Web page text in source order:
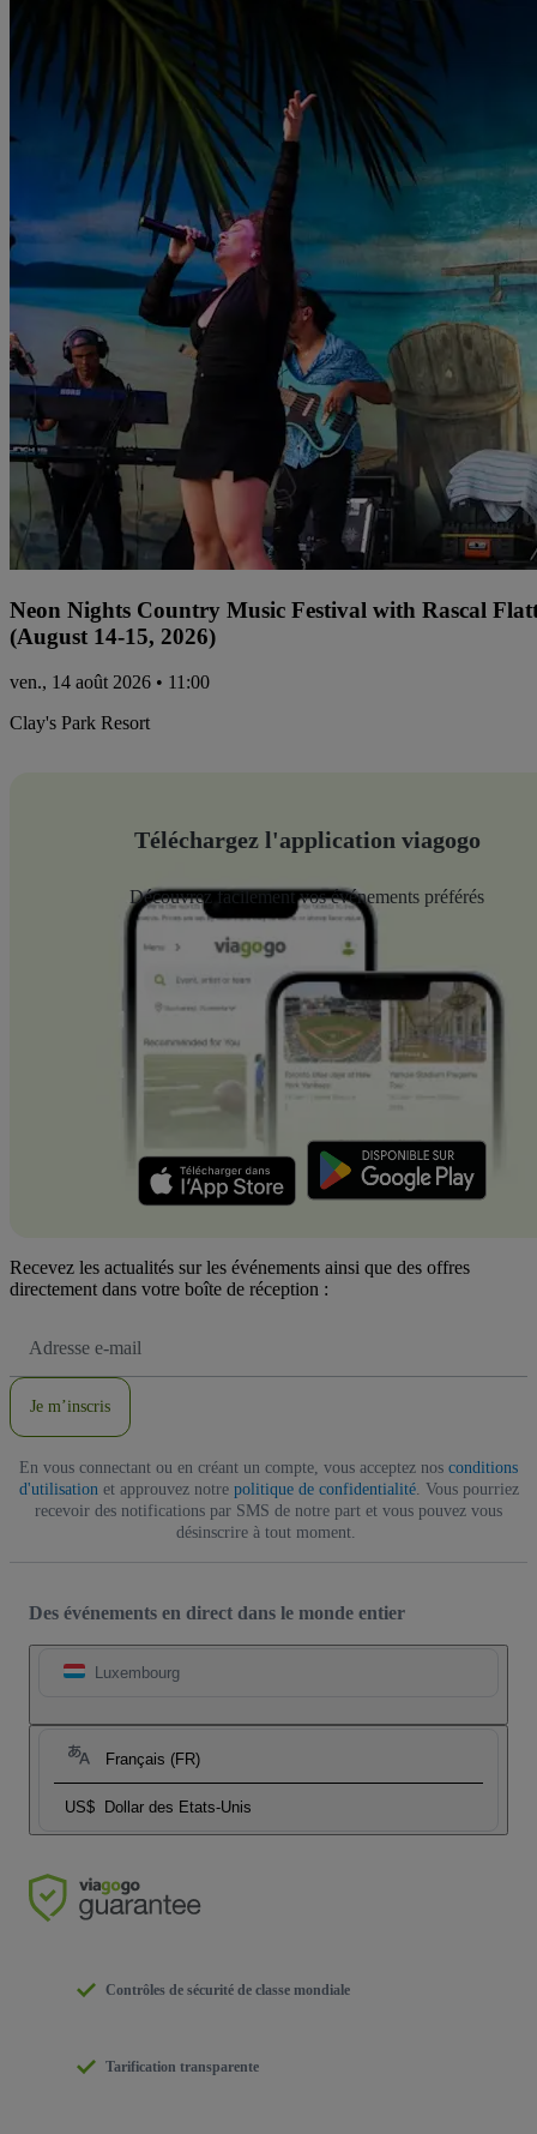
Neon Nights Country Music Festival with Rascal
(August 14-15, 2026)
ven., 14 août 2026 • 11:00
Clay's Park Resort
Téléchargez l'application viagogo
Découvrez facilement vos événements préférés
Recevez les actualités sur les événements ainsi que des offres
directement dans votre boîte de réception :
e-
Je m’inscris
En vous connectant ou en créant un compte, vous acceptez nos conditions
d'utilisationet approuvez notre politique de confidentialité. Vous pourriez
recevoir des notifications par SMS de notre part et vous pouvez vous
désinscrire à tout moment.
Des événements en direct dans le monde entier
Luxembourg
Français (FR)
US$ Dollar des Etats-Unis
Contrôles de sécurité de classe mondiale
Tarification transparente